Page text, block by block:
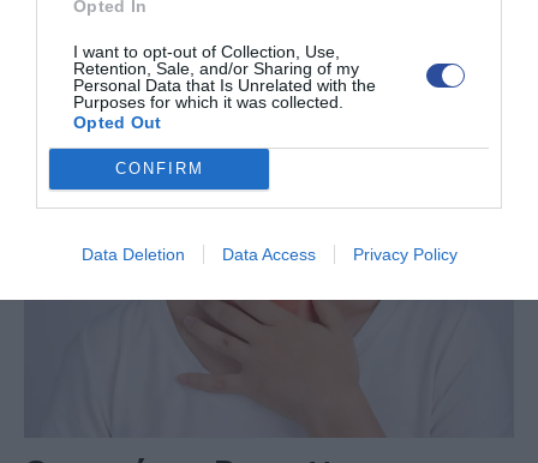
Opted In
I want to opt-out of Collection, Use,
Retention, Sale, and/or Sharing of my
Personal Data that Is Unrelated with the
Purposes for which it was collected.
Opted Out
CONFIRM
Data Deletion Data Access Privacy Policy
Οισοφαγίτιδα